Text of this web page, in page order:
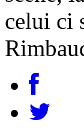
celui ci